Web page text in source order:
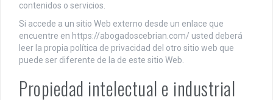
contenidos o servicios.
Si accede a un sitio Web externo desde un enlace que
encuentre en https://abogadoscebrian.com/ usted deberá
leer la propia política de privacidad del otro sitio web que
puede ser diferente de la de este sitio Web.
Propiedad intelectual e industrial